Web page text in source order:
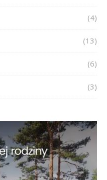
(4)
(13)
(6)
(3)